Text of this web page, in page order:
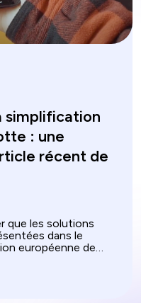
simplification
: une
récent de
que les solutions
dans le
européenne de
à l’IA et à